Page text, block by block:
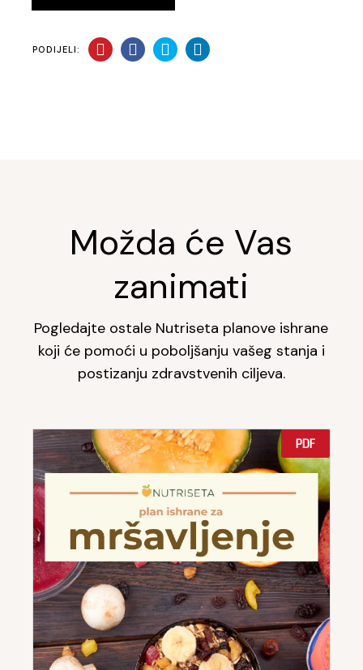
PODIJELI:
Možda će Vas
zanimati
Pogledajte ostale Nutriseta planove ishrane
koji će pomoći u poboljšanju vašeg stanja i
postizanju zdravstvenih ciljeva.
PDF